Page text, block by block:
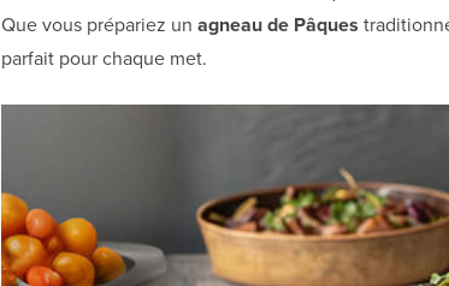
Que vous prépariez un agneau de Pâques
parfait pour chaque met.